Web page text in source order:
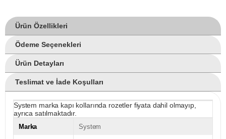
Ürün Özellikleri
Ödeme Seçenekleri
Ürün Detayları
Teslimat ve İade Koşulları
System marka kapı kollarında rozetler fiyata dahil olmayıp,
ayrıca satılmaktadır.
Marka System